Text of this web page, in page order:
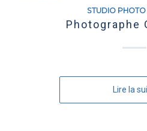
STUDIO
Photographe
Lire la